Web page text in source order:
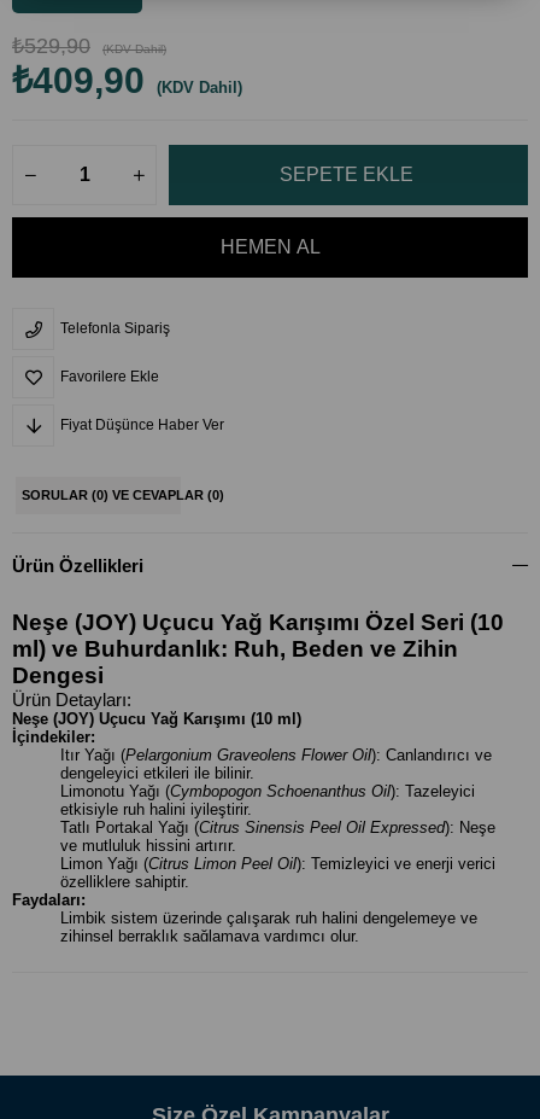
₺529,90 (KDV Dahil)
₺409,90 (KDV Dahil)
Telefonla Sipariş
Favorilere Ekle
Fiyat Düşünce Haber Ver
SORULAR (0) VE CEVAPLAR (0)
Ürün Özellikleri
Neşe (JOY) Uçucu Yağ Karışımı Özel Seri (10
ml) ve Buhurdanlık: Ruh, Beden ve Zihin
Dengesi
Ürün Detayları:
Neşe (JOY) Uçucu Yağ Karışımı (10 ml)
İçindekiler:
Itır Yağı (Pelargonium Graveolens Flower Oil): Canlandırıcı ve
dengeleyici etkileri ile bilinir.
Limonotu Yağı (Cymbopogon Schoenanthus Oil): Tazeleyici
etkisiyle ruh halini iyileştirir.
Tatlı Portakal Yağı (Citrus Sinensis Peel Oil Expressed): Neşe
ve mutluluk hissini artırır.
Limon Yağı (Citrus Limon Peel Oil): Temizleyici ve enerji verici
özelliklere sahiptir.
Faydaları:
Limbik sistem üzerinde çalışarak ruh halini dengelemeye ve
zihinsel berraklık sağlamaya yardımcı olur.
Difüzör: Her 100 ml su için 5 damla ekleyin.